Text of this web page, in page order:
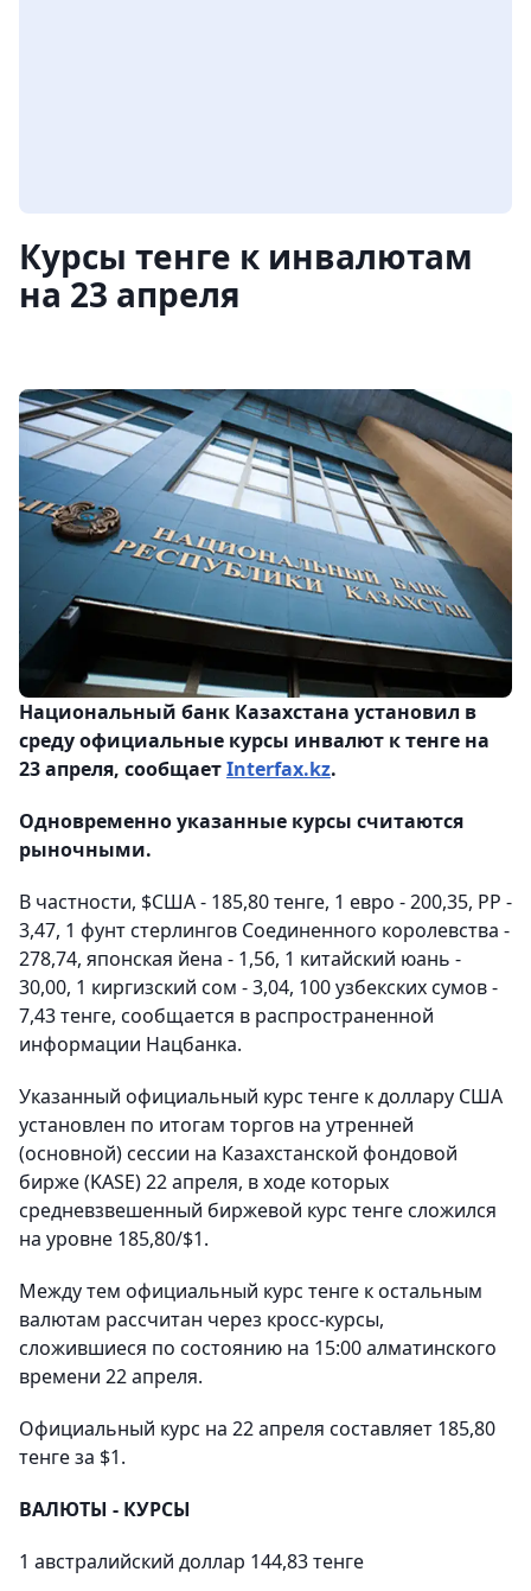
Курсы тенге к инвалютам
на 23 апреля
Национальный банк Казахстана установил в
среду официальные курсы инвалют к тенге на
23 апреля, сообщаетInterfax.kz.
Одновременно указанные курсы считаются
рыночными.
В частности, $США - 185,80 тенге, 1 евро - 200,35, РР -
3,47, 1 фунт стерлингов Соединенного королевства -
278,74, японская йена - 1,56, 1 китайский юань -
30,00, 1 киргизский сом - 3,04, 100 узбекских сумов -
7,43 тенге, сообщается в распространенной
информации Нацбанка.
Указанный официальный курс тенге к доллару США
установлен по итогам торгов на утренней
(основной) сессии на Казахстанской фондовой
бирже (KASE) 22 апреля, в ходе которых
средневзвешенный биржевой курс тенге сложился
на уровне 185,80/$1.
Между тем официальный курс тенге к остальным
валютам рассчитан через кросс-курсы,
сложившиеся по состоянию на 15:00 алматинского
времени 22 апреля.
Официальный курс на 22 апреля составляет 185,80
тенге за $1.
ВАЛЮТЫ - КУРСЫ
1 австралийский доллар 144,83 тенге